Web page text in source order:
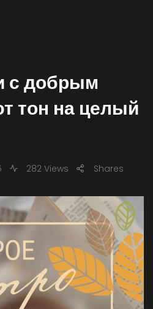
с добрым
тон на целый
282 Views Shares